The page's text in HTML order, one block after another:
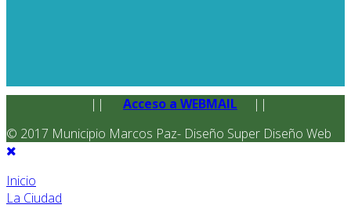
|| Acceso a WEBMAIL
||
© 2017 Municipio Marcos Paz- Diseño Super Diseño Web
Inicio
La Ciudad